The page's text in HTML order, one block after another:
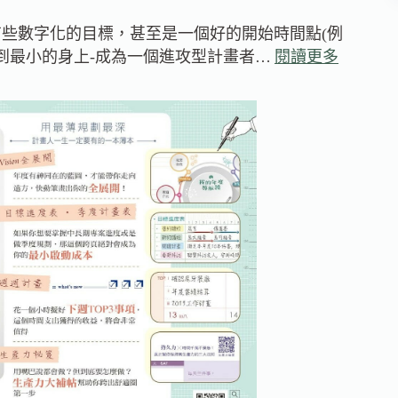
數字化的目標，甚至是一個好的開始時間點(例
最小的身上-成為一個進攻型計畫者… 閱讀更多